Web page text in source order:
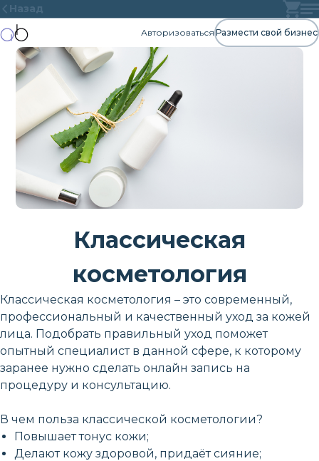
Назад
Авторизоваться Размести свой бизнес
Классическая
косметология
Классическая косметология – это современный,
профессиональный и качественный уход за кожей
лица. Подобрать правильный уход поможет
опытный специалист в данной сфере, к которому
заранее нужно сделать онлайн запись на
процедуру и консультацию.
В чем польза классической косметологии?
Повышает тонус кожи;
Делают кожу здоровой, придаёт сияние;